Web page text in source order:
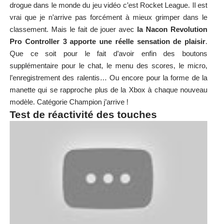
drogue dans le monde du jeu vidéo c’est Rocket League. Il est
vrai que je n’arrive pas forcément à mieux grimper dans le
classement. Mais le fait de jouer avec la Nacon Revolution
Pro Controller 3 apporte une réelle sensation de plaisir.
Que ce soit pour le fait d’avoir enfin des boutons
supplémentaire pour le chat, le menu des scores, le micro,
l’enregistrement des ralentis… Ou encore pour la forme de la
manette qui se rapproche plus de la Xbox à chaque nouveau
modèle. Catégorie Champion j’arrive !
Test de réactivité des touches